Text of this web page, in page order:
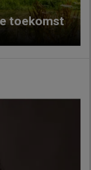
toekomst